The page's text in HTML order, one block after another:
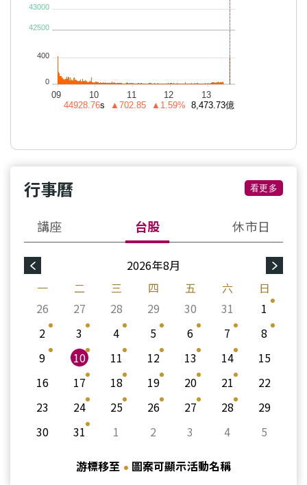
行事曆 看更多
講座 台股 休市日
2026年8月
一
二 三 四 五 六
日
26
27 28 29 30 31
1
2
3 4 5 6 7
8
9
10 11 12 13 14
15
16
17 18 19 20 21
22
23
24 25 26 27 28
29
30
31 1 2 3 4 5
游標移至 圖案可顯示活動名稱